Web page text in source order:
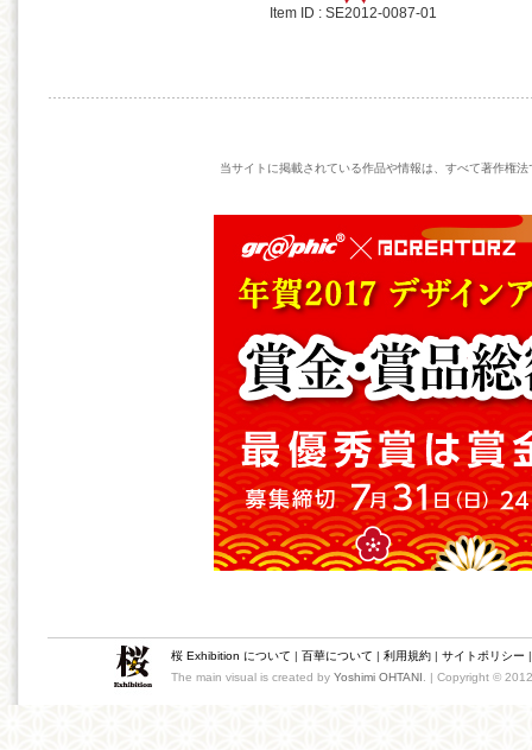
Item ID : SE2012-0087-01
当サイトに掲載されている作品や情報は、すべて著作権
桜 Exhibition について | 百華について | 利用規約 | サイトポリシー
The main visual is created by Yoshimi OHTANI . | Copyright ©